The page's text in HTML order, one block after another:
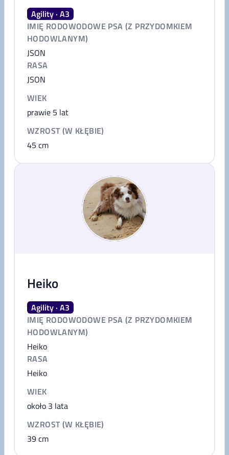
Agility · A3
IMIĘ RODOWODOWE PSA (Z PRZYDOMKIEM
HODOWLANYM)
JSON
RASA
JSON
WIEK
prawie 5 lat
WZROST (W KŁĘBIE)
45 cm
Heiko
Agility · A3
IMIĘ RODOWODOWE PSA (Z PRZYDOMKIEM
HODOWLANYM)
Heiko
RASA
Heiko
WIEK
około 3 lata
WZROST (W KŁĘBIE)
39cm